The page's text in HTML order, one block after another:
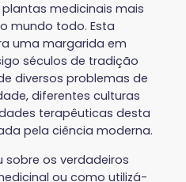
medicinais mais
mundo todo. Esta
uma margarida em
séculos de tradição
diversos problemas de
diferentes culturas
terapêuticas desta
pela ciência moderna.
sobre os verdadeiros
ou como utilizá-